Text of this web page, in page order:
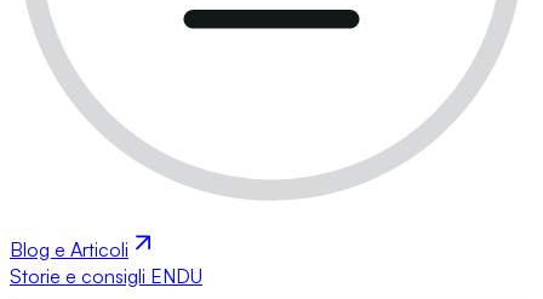
Blog e Articoli
Storie e consigli ENDU